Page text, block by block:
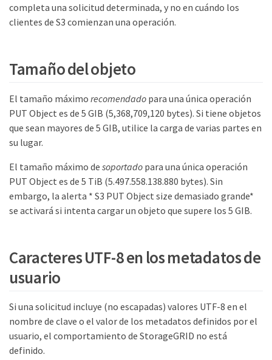
completa una solicitud determinada, y no en cuándo los
clientes de S3 comienzan una operación.
Tamaño del objeto
El tamaño máximo recomendado para una única operación
PUT Object es de 5 GIB (5,368,709,120 bytes). Si tiene objetos
que sean mayores de 5 GIB, utilice la carga de varias partes en
su lugar.
El tamaño máximo de soportado para una única operación
PUT Object es de 5 TiB (5.497.558.138.880 bytes). Sin
embargo, la alerta * S3 PUT Object size demasiado grande*
se activará si intenta cargar un objeto que supere los 5 GIB.
Caracteres UTF-8 en los metadatos de
usuario
Si una solicitud incluye (no escapadas) valores UTF-8 en el
nombre de clave o el valor de los metadatos definidos por el
usuario, el comportamiento de StorageGRID no está
definido.